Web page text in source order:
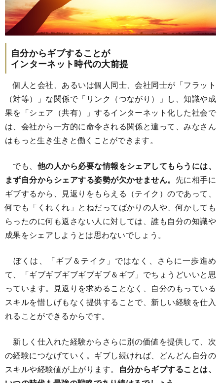
自分からギブすることが
インターネット時代の大前提
個人と会社、あるいは個人同士、会社同士が「フラット
（対等）」な関係で「リンク（つながり）」し、知識や成
果を「シェア（共有）」するインターネット化した社会で
は、会社から一方的に命令される関係と違って、みなさん
はもっと生き生きと働くことができます。
でも、 他の人から必要な情報をシェアしてもらうには、
まず自分からシェアする姿勢が欠かせません。 先に相手に
ギブするから、見返りをもらえる（テイク）のであって、
何でも「くれくれ」とねだってばかりの人や、何かしても
らったのに何も返さない人に対しては、誰も自分の知識や
成果をシェアしようとは思わないでしょう。
ぼくは、「ギブ＆テイク」ではなく、さらに一歩進め
て、「ギブギブギブギブギブ＆ギブ」でちょうどいいと思
っています。見返りを求めることなく、自分のもっている
スキルを惜しげもなく提供することで、新しい経験を仕入
れることができるからです。
新しく仕入れた経験からさらに別の価値を提供して、次
の経験につなげていく。ギブし続ければ、どんどん自分の
スキルや経験値が上がります。
自分からギブすることは、